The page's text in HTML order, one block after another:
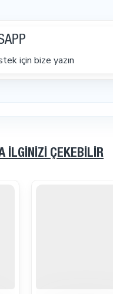
için bize yazın
İLGINIZI ÇEKEBILIR